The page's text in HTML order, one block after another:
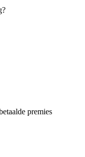
premies